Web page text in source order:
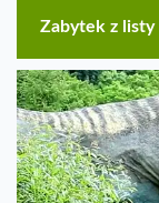
Zabytek z